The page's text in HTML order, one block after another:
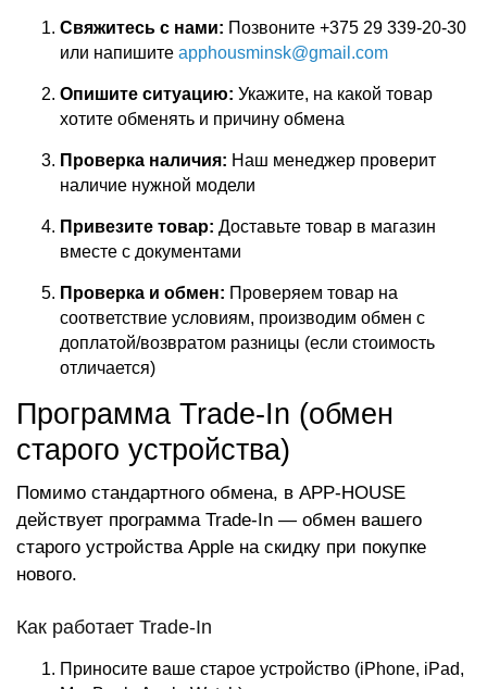
Свяжитесь с нами: Позвоните +375 29 339-20-30
или напишите apphousminsk@gmail.com
Опишите ситуацию: Укажите, на какой товар
хотите обменять и причину обмена
Проверка наличия: Наш менеджер проверит
наличие нужной модели
Привезите товар: Доставьте товар в магазин
вместе с документами
Проверка и обмен: Проверяем товар на
соответствие условиям, производим обмен с
доплатой/возвратом разницы (если стоимость
отличается)
Программа Trade-In (обмен
старого устройства)
Помимо стандартного обмена, в APP-HOUSE
действует программа Trade-In — обмен вашего
старого устройства Apple на скидку при покупке
нового.
Как работает Trade-In
Приносите ваше старое устройство (iPhone, iPad,